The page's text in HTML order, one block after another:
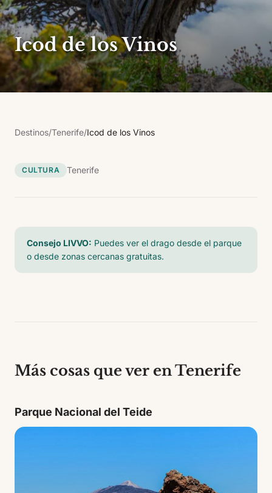
Icod de los Vinos
Destinos/Tenerife/Icod de los Vinos
CULTURA Tenerife
Consejo LIVVO: Puedes ver el drago desde el parque
o desde zonas cercanas gratuitas.
Más cosas que ver en Tenerife
Parque Nacional del Teide